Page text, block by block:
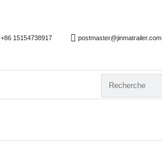
+86 15154738917 postmaster@jinmatrailer.com